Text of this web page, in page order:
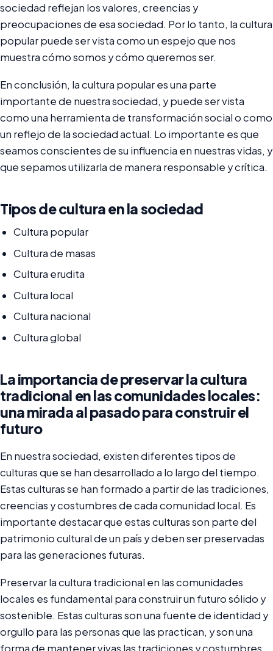
sociedad reflejan los valores, creencias y
preocupaciones de esa sociedad. Por lo tanto, la cultura
popular puede ser vista como un espejo que nos
muestra cómo somos y cómo queremos ser.
En conclusión, la cultura popular es una parte
importante de nuestra sociedad, y puede ser vista
como una herramienta de transformación social o como
un reflejo de la sociedad actual. Lo importante es que
seamos conscientes de su influencia en nuestras vidas, y
que sepamos utilizarla de manera responsable y crítica.
Tipos de cultura en la sociedad
Cultura popular
Cultura de masas
Cultura erudita
Cultura local
Cultura nacional
Cultura global
La importancia de preservar la cultura
tradicional en las comunidades locales:
una mirada al pasado para construir el
futuro
En nuestra sociedad, existen diferentes tipos de
culturas que se han desarrollado a lo largo del tiempo.
Estas culturas se han formado a partir de las tradiciones,
creencias y costumbres de cada comunidad local. Es
importante destacar que estas culturas son parte del
patrimonio cultural de un país y deben ser preservadas
para las generaciones futuras.
Preservar la cultura tradicional en las comunidades
locales es fundamental para construir un futuro sólido y
sostenible. Estas culturas son una fuente de identidad y
orgullo para las personas que las practican, y son una
forma de mantener vivas las tradiciones y costumbres